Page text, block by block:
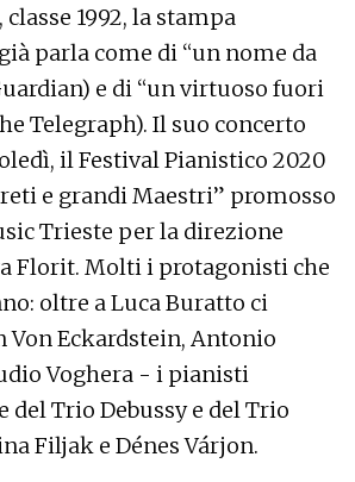
1992, la stampa
parla come di “un nome da
e di “un virtuoso fuori
Telegraph). Il suo concerto
il Festival Pianistico 2020
e grandi Maestri” promosso
Trieste per la direzione
Florit. Molti i protagonisti che
oltre a Luca Buratto ci
Von Eckardstein, Antonio
Voghera - i pianisti
Trio Debussy e del Trio
Filjak e Dénes Várjon.